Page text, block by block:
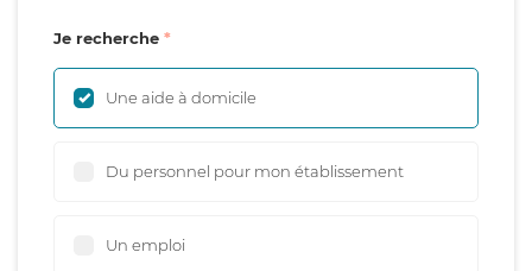
Je recherche
Une aide à domicile
Du personnel pour mon établissement
Un emploi